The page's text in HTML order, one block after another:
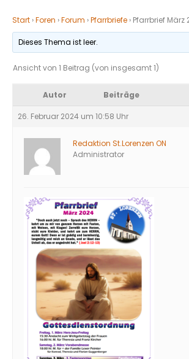
Start ›Foren ›Forum ›Pfarrbriefe › Pfarrbrief März
Dieses Thema ist leer.
Ansicht von 1 Beitrag (von insgesamt 1)
Autor Beiträge
26. Februar 2024 um 10:58 Uhr
Redaktion St.Lorenzen ON
Administrator